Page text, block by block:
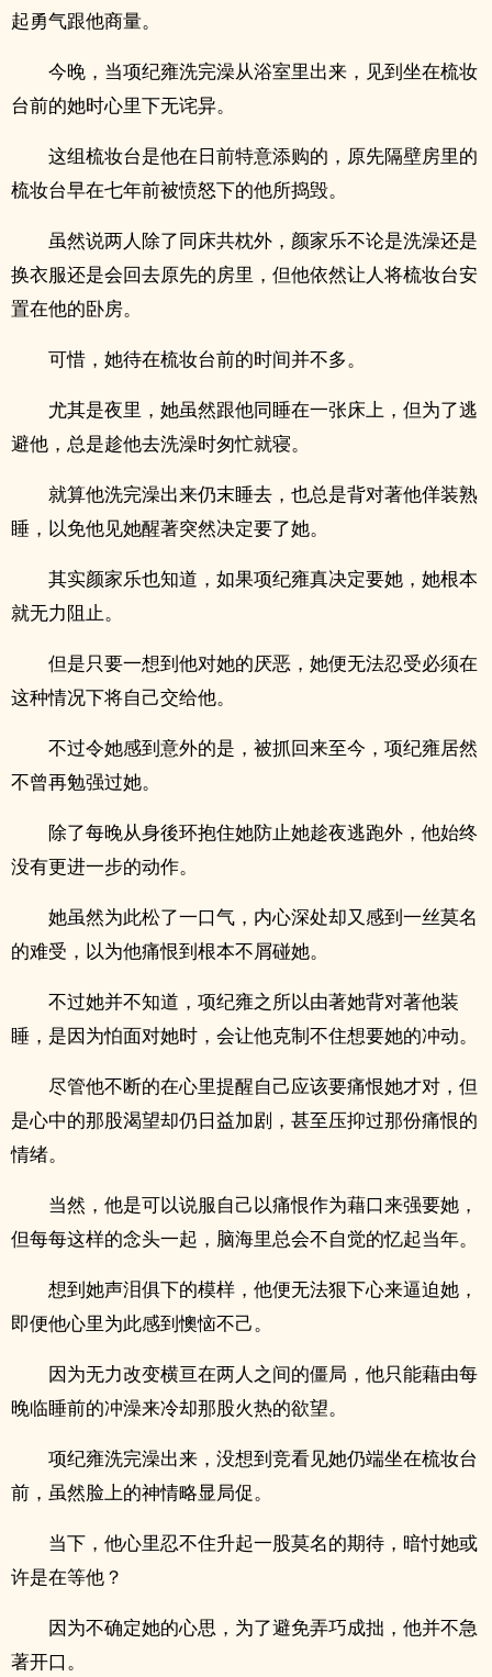
起勇气跟他商量。
今晚，当项纪雍洗完澡从浴室里出来，见到坐在梳妆
台前的她时心里下无诧异。
这组梳妆台是他在日前特意添购的，原先隔壁房里的
梳妆台早在七年前被愤怒下的他所捣毁。
虽然说两人除了同床共枕外，颜家乐不论是洗澡还是
换衣服还是会回去原先的房里，但他依然让人将梳妆台安
置在他的卧房。
可惜，她待在梳妆台前的时间并不多。
尤其是夜里，她虽然跟他同睡在一张床上，但为了逃
避他，总是趁他去洗澡时匆忙就寝。
就算他洗完澡出来仍末睡去，也总是背对著他佯装熟
睡，以免他见她醒著突然决定要了她。
其实颜家乐也知道，如果项纪雍真决定要她，她根本
就无力阻止。
但是只要一想到他对她的厌恶，她便无法忍受必须在
这种情况下将自己交给他。
不过令她感到意外的是，被抓回来至今，项纪雍居然
不曾再勉强过她。
除了每晚从身後环抱住她防止她趁夜逃跑外，他始终
没有更进一步的动作。
她虽然为此松了一口气，内心深处却又感到一丝莫名
的难受，以为他痛恨到根本不屑碰她。
不过她并不知道，项纪雍之所以由著她背对著他装
睡，是因为怕面对她时，会让他克制不住想要她的冲动。
尽管他不断的在心里提醒自己应该要痛恨她才对，但
是心中的那股渴望却仍日益加剧，甚至压抑过那份痛恨的
情绪。
当然，他是可以说服自己以痛恨作为藉口来强要她，
但每每这样的念头一起，脑海里总会不自觉的忆起当年。
想到她声泪俱下的模样，他便无法狠下心来逼迫她，
即便他心里为此感到懊恼不己。
因为无力改变横亘在两人之间的僵局，他只能藉由每
晚临睡前的冲澡来冷却那股火热的欲望。
项纪雍洗完澡出来，没想到竞看见她仍端坐在梳妆台
前，虽然脸上的神情略显局促。
当下，他心里忍不住升起一股莫名的期待，暗忖她或
许是在等他？
因为不确定她的心思，为了避免弄巧成拙，他并不急
著开口。